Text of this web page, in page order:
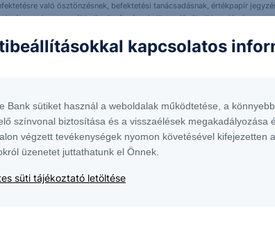
való ösztönzésnek, befektetési tanácsadásnak, értékpapír
arra, hogy a múltbeli teljesítmények, illetve jövőbeli becslések nem
helyzetet, a befektetések és azok hozamai alakulását olyan tényezők
a Társaságra nem háríthatók át. A jelen dokumentumban
terjesztése kizárólag a Társaság előzetes írásos engedélyével
További részletek:
és szakértőnkkel egyeztethet a termékkel
kérése
kapcsolatos
Bank sütiket használ a weboldalak működtetése, a
színvonal biztosítása és a visszaélések megakadályozása
végzett tevékenységek nyomon követésével kifejezetten
üzenetet juttathatunk el Önnek.
süti tájékoztató letöltése